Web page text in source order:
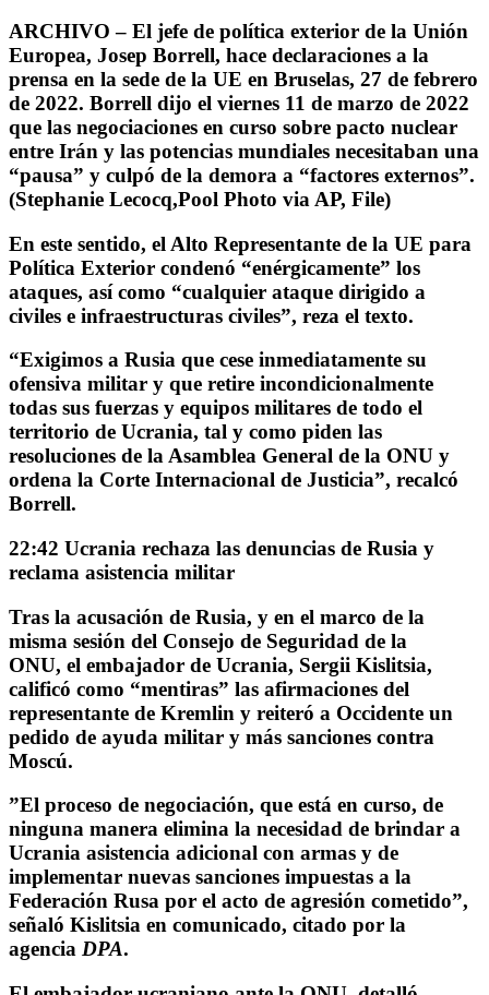
ARCHIVO – El jefe de política exterior de la Unión
Europea, Josep Borrell, hace declaraciones a la
prensa en la sede de la UE en Bruselas, 27 de febrero
de 2022. Borrell dijo el viernes 11 de marzo de 2022
que las negociaciones en curso sobre pacto nuclear
entre Irán y las potencias mundiales necesitaban una
“pausa” y culpó de la demora a “factores externos”.
(Stephanie Lecocq,Pool Photo via AP, File)
En este sentido, el Alto Representante de la UE para
Política Exterior condenó “enérgicamente” los
ataques, así como “cualquier ataque dirigido a
civiles e infraestructuras civiles”, reza el texto.
“Exigimos a Rusia que cese inmediatamente su
ofensiva militar y que retire incondicionalmente
todas sus fuerzas y equipos militares de todo el
territorio de Ucrania, tal y como piden las
resoluciones de la Asamblea General de la ONU y
ordena la Corte Internacional de Justicia”, recalcó
Borrell.
22:42 Ucrania rechaza las denuncias de Rusia y
reclama asistencia militar
Tras la acusación de Rusia, y en el marco de la
misma sesión del Consejo de Seguridad de la
ONU, el embajador de Ucrania, Sergii Kislitsia,
calificó como “mentiras” las afirmaciones del
representante de Kremlin y reiteró a Occidente un
pedido de ayuda militar y más sanciones contra
Moscú.
”El proceso de negociación, que está en curso, de
ninguna manera elimina la necesidad de brindar a
Ucrania asistencia adicional con armas y de
implementar nuevas sanciones impuestas a la
Federación Rusa por el acto de agresión cometido”,
señaló Kislitsia en comunicado, citado por la
agencia DPA.